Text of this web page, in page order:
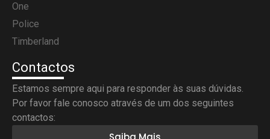
One
Police
Timberland
Contactos
Estamos sempre aqui para responder às suas dúvidas.
Por favor fale conosco através de um dos seguintes
contactos: